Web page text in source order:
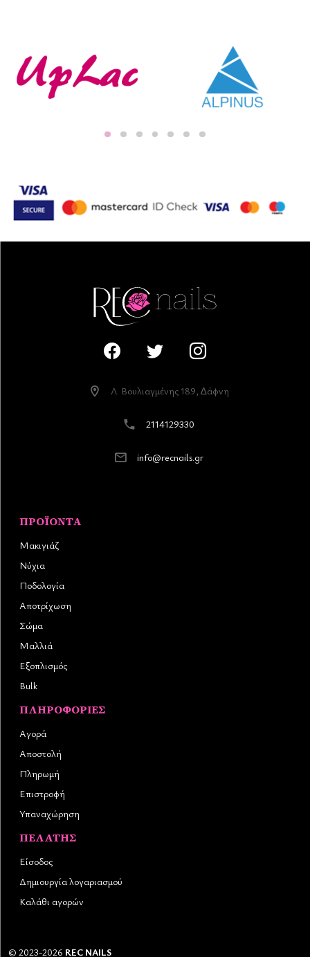
Λ. Βουλιαγµένης 189, ∆άφνη
2114129330
info@recnails.gr
ΠΡΟΪΌΝΤΑ
Μακιγιάζ
Νύχια
Ποδολογία
Αποτρίχωση
Σώμα
Μαλλιά
Εξοπλισμός
Bulk
ΠΛΗΡΟΦΟΡΊΕΣ
Αγορά
Αποστολή
Πληρωμή
Επιστροφή
Υπαναχώρηση
ΠΕΛΆΤΗΣ
Είσοδος
Δημιουργία λογαριασμού
Καλάθι αγορών
© 2023-2026 REC NAILS